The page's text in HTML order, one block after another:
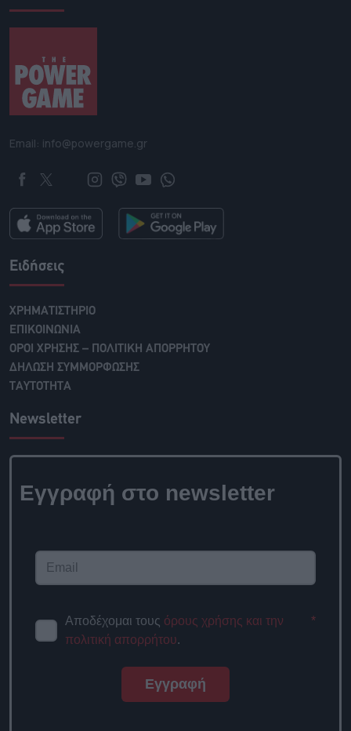
Email: info@powergame.gr
Ειδήσεις
ΧΡΗΜΑΤΙΣΤΗΡΙΟ
ΕΠΙΚΟΙΝΩΝΙΑ
ΟΡΟΙ ΧΡΗΣΗΣ – ΠΟΛΙΤΙΚΗ ΑΠΟΡΡΗΤΟΥ
ΔΗΛΩΣΗ ΣΥΜΜΟΡΦΩΣΗΣ
ΤΑΥΤΟΤΗΤΑ
Newsletter
Εγγραφή στο newsletter
Αποδέχομαι τους όρους χρήσης και την
πολιτική απορρήτου.
*
Εγγραφή